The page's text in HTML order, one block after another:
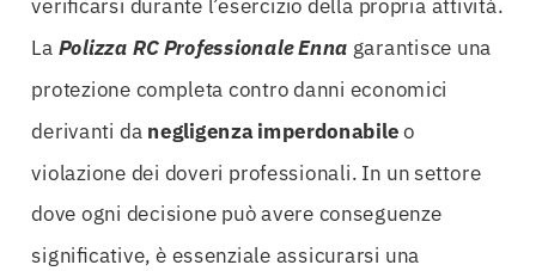
verificarsi durante l’esercizio della propria attività.
La Polizza RC Professionale Enna garantisce una
protezione completa contro danni economici
derivanti da negligenza imperdonabileo
violazione dei doveri professionali. In un settore
dove ogni decisione può avere conseguenze
significative, è essenziale assicurarsi una